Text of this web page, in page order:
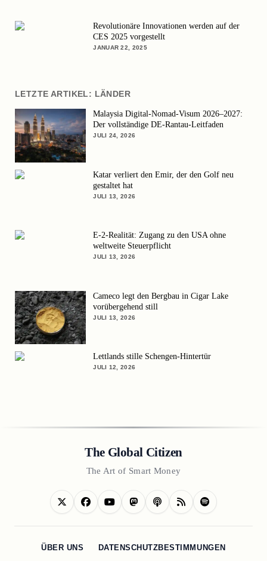
Revolutionäre Innovationen werden auf der
CES 2025 vorgestellt
JANUAR 22, 2025
LETZTE ARTIKEL: LÄNDER
Malaysia Digital-Nomad-Visum 2026–2027:
Der vollständige DE-Rantau-Leitfaden
JULI 24, 2026
Katar verliert den Emir, der den Golf neu
gestaltet hat
JULI 13, 2026
E-2-Realität: Zugang zu den USA ohne
weltweite Steuerpflicht
JULI 13, 2026
Cameco legt den Bergbau in Cigar Lake
vorübergehend still
JULI 13, 2026
Lettlands stille Schengen-Hintertür
JULI 12, 2026
The Global Citizen
The Art of Smart Money
ÜBER UNS DATENSCHUTZBESTIMMUNGEN